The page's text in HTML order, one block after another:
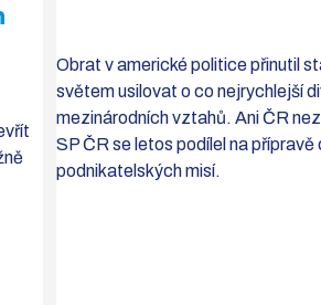
Obrat v americké politice přinutil
světem usilovat o co nejrychlejší
mezinárodních vztahů. Ani ČR
SP ČR se letos podílel na přípravě
podnikatelských misí.